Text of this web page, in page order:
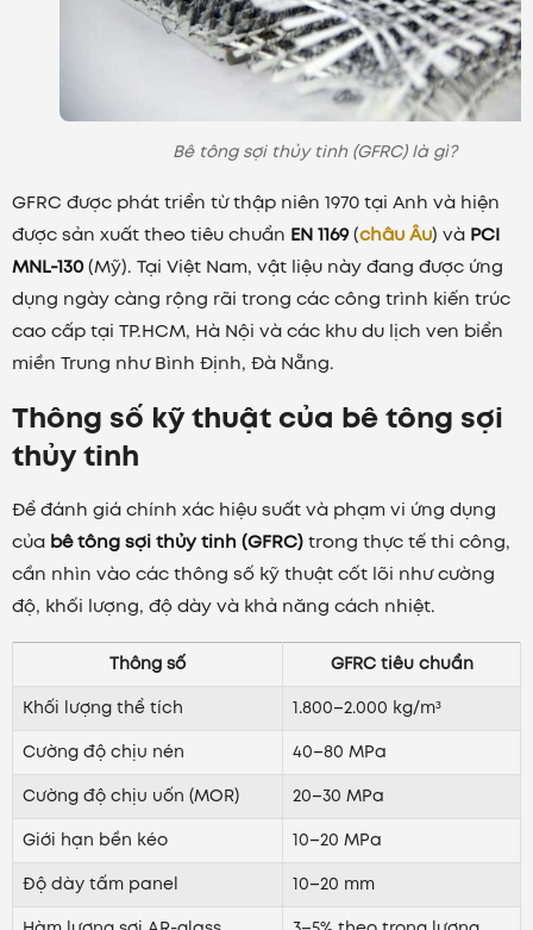
Bê tông sợi thủy tinh (GFRC) là gì?
GFRC được phát triển từ thập niên 1970 tại Anh và hiện
được sản xuất theo tiêu chuẩn EN 1169(châu Âu) và PCI
MNL-130(Mỹ). Tại Việt Nam, vật liệu này đang được ứng
dụng ngày càng rộng rãi trong các công trình kiến trúc
cao cấp tại TP.HCM, Hà Nội và các khu du lịch ven biển
miền Trung như Bình Định, Đà Nẵng.
Thông số kỹ thuật của bê tông sợi
thủy tinh
Để đánh giá chính xác hiệu suất và phạm vi ứng dụng
của bê tông sợi thủy tinh (GFRC)trong thực tế thi công,
cần nhìn vào các thông số kỹ thuật cốt lõi như cường
độ, khối lượng, độ dày và khả năng cách nhiệt.
Thông số
GFRC tiêu chuẩn
Khối lượng thể tích
1.800–2.000 kg/m³
Cường độ chịu nén
40–80 MPa
Cường độ chịu uốn (MOR)
20–30 MPa
Giới hạn bền kéo
10–20 MPa
Độ dày tấm panel
10–20 mm